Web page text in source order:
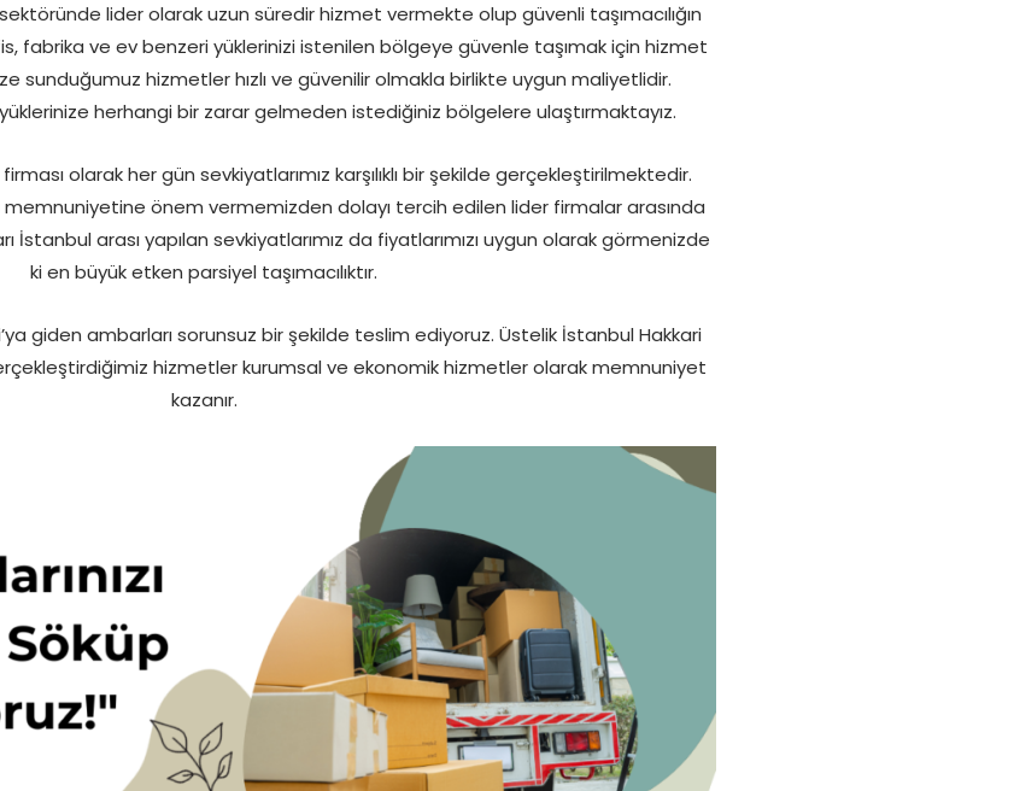
lider olarak uzun süredir hizmet vermekte olup güvenli taşımacılığın
fabrika ve ev benzeri yüklerinizi istenilen bölgeye güvenle taşımak için hizmet
sunduğumuz hizmetler hızlı ve güvenilir olmakla birlikte uygun maliyetlidir.
herhangi bir zarar gelmeden istediğiniz bölgelere ulaştırmaktayız.
olarak her gün sevkiyatlarımız karşılıklı bir şekilde gerçekleştirilmektedir.
memnuniyetine önem vermemizden dolayı tercih edilen lider firmalar arasında
arası yapılan sevkiyatlarımız da fiyatlarımızı uygun olarak görmenizde
ki en büyük etken parsiyel taşımacılıktır.
giden ambarları sorunsuz bir şekilde teslim ediyoruz. Üstelik İstanbul Hakkari
hizmetler kurumsal ve ekonomik hizmetler olarak memnuniyet
kazanır.